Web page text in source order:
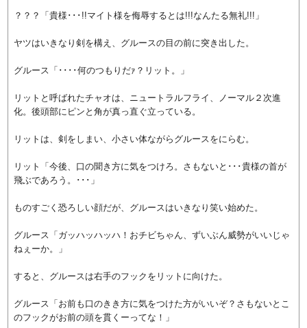
？？？「貴様･･･!!マイト様を侮辱するとは!!!なんたる無礼!!!」
ヤツはいきなり剣を構え、グルースの目の前に突き出した。
グルース「････何のつもりだｧ？リット。」
リットと呼ばれたチャオは、ニュートラルフライ、ノーマル２次進
化。後頭部にピンと角が真っ直ぐ立っている。
リットは、剣をしまい、小さい体ながらグルースをにらむ。
リット「今後、口の聞き方に気をつけろ。さもないと･･･貴様の首が
飛ぶであろう。･･･」
ものすごく恐ろしい顔だが、グルースはいきなり笑い始めた。
グルース「ガッハッハッハ！おチビちゃん、ずいぶん威勢がいいじゃ
ねぇーか。」
すると、グルースは右手のフックをリットに向けた。
グルース「お前も口のきき方に気をつけた方がいいぞ？さもないとこ
のフックがお前の頭を貫くーってな！」